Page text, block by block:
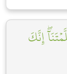
إِنَّكَ